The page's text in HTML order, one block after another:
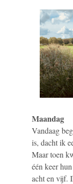
Maandag
Vandaag
is, dacht ik
Maar toen
één keer
acht en vijf.